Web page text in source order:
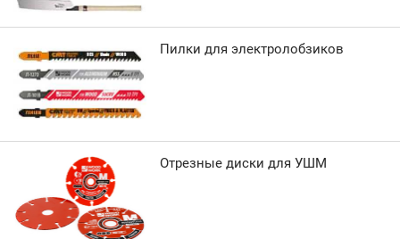
Пилки для электролобзиков
Отрезные диски для УШМ